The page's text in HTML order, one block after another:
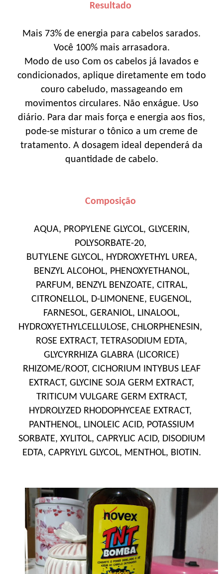
Resultado
Mais 73% de energia para cabelos sarados.
Você 100% mais arrasadora.
Modo de uso Com os cabelos já lavados e
condicionados, aplique diretamente em todo
couro cabeludo, massageando em
movimentos circulares. Não enxágue. Uso
diário. Para dar mais força e energia aos fios,
pode-se misturar o tônico a um creme de
tratamento. A dosagem ideal dependerá da
quantidade de cabelo.
Composição
AQUA, PROPYLENE GLYCOL, GLYCERIN,
POLYSORBATE-20,
BUTYLENE GLYCOL, HYDROXYETHYL UREA,
BENZYL ALCOHOL, PHENOXYETHANOL,
PARFUM, BENZYL BENZOATE, CITRAL,
CITRONELLOL, D-LIMONENE, EUGENOL,
FARNESOL, GERANIOL, LINALOOL,
HYDROXYETHYLCELLULOSE, CHLORPHENESIN,
ROSE EXTRACT, TETRASODIUM EDTA,
GLYCYRRHIZA GLABRA (LICORICE)
RHIZOME/ROOT, CICHORIUM INTYBUS LEAF
EXTRACT, GLYCINE SOJA GERM EXTRACT,
TRITICUM VULGARE GERM EXTRACT,
HYDROLYZED RHODOPHYCEAE EXTRACT,
PANTHENOL, LINOLEIC ACID, POTASSIUM
SORBATE, XYLITOL, CAPRYLIC ACID, DISODIUM
EDTA, CAPRYLYL GLYCOL, MENTHOL, BIOTIN.